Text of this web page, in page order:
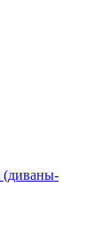
(диваны-